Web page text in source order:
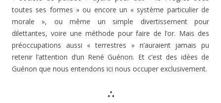
toutes ses formes » ou encore un « système particulier de
morale », ou même un simple divertissement pour
dilettantes, voire une méthode pour faire de l’or. Mais des
préoccupations aussi « terrestres » n’auraient jamais pu
retenir l’attention d’un René Guénon. Et c’est des idées de
Guénon que nous entendons ici nous occuper exclusivement.
∴